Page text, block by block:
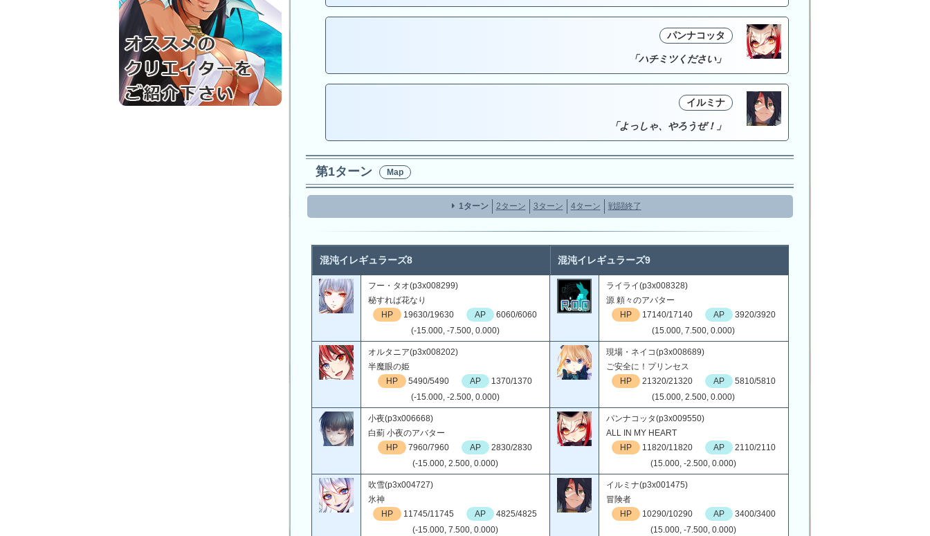
パンナコッタ
「ハチミツください」
イルミナ
「よっしゃ、やろうぜ！」
第1ターン Map
1ターン 2ターン 3ターン 4ターン 戦闘終了
混沌イレギュラーズ8 混沌イレギュラーズ9
フー・タオ(p3x008299)
秘すれば花なり
HP
19630/19630 AP
6060/6060
(-15.000, -7.500, 0.000)
ライライ(p3x008328)
源 頼々のアバター
HP
17140/17140 AP
3920/3920
(15.000, 7.500, 0.000)
オルタニア(p3x008202)
半魔眼の姫
HP
5490/5490 AP
1370/1370
(-15.000, -2.500, 0.000)
現場・ネイコ(p3x008689)
ご安全に！プリンセス
HP
21320/21320 AP
5810/5810
(15.000, 2.500, 0.000)
小夜(p3x006668)
白薊 小夜のアバター
HP
7960/7960 AP
2830/2830
(-15.000, 2.500, 0.000)
パンナコッタ(p3x009550)
ALL IN MY HEART
HP
11820/11820 AP
2110/2110
(15.000, -2.500, 0.000)
吹雪(p3x004727)
氷神
HP
11745/11745 AP
4825/4825
(-15.000, 7.500, 0.000)
イルミナ(p3x001475)
冒険者
HP
10290/10290 AP
3400/3400
(15.000, -7.500, 0.000)